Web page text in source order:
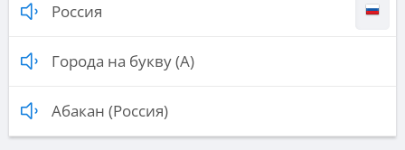
Россия
Города на букву (А)
Абакан (Россия)